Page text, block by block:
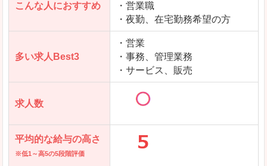
こんな人におすすめ
・営業職
・夜勤、在宅勤務希望の方
多い求人Best3
・営業
・事務、管理業務
・サービス、販売
求人数
平均的な給与の高さ
※低1～高5の5段階評価